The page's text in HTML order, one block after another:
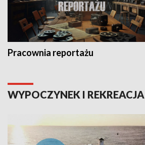
Pracownia reportażu
WYPOCZYNEK I REKREACJA